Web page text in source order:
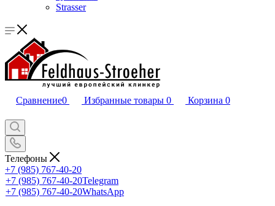
Strasser
Сравнение0 Избранные товары 0 Корзина 0
Телефоны
+7 (985) 767-40-20
+7 (985) 767-40-20Telegram
+7 (985) 767-40-20WhatsApp